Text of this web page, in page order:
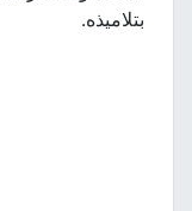
بتلاميذه.